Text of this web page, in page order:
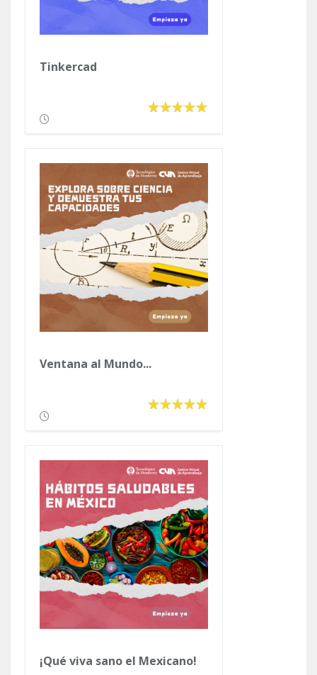
Tinkercad
Ventana al Mundo...
¡Qué viva sano el Mexicano!